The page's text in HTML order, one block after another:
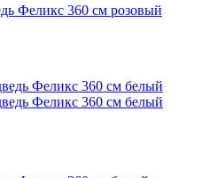
Феликс 360 см розовый